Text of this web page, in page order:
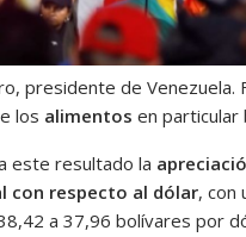
presidente de Venezuela.
los alimentosen particular
este resultado la
con respecto al dólar, con
a 37,96 bolívares por